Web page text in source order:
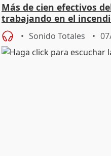
Más de cien efectivos
trabajando en el
Sonido Totales